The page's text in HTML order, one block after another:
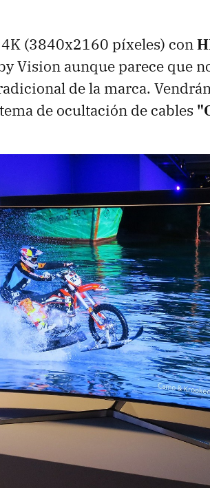
4K (3840x2160 píxeles) con
Vision aunque parece que
de la marca.
de ocultación de cables